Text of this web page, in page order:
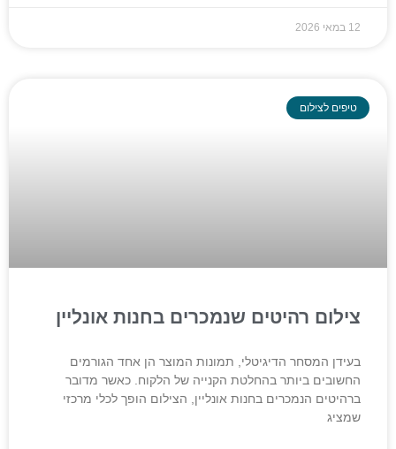
12 במאי 2026
טיפים לצילום
צילום רהיטים שנמכרים בחנות אונליין
בעידן המסחר הדיגיטלי, תמונות המוצר הן אחד הגורמים
החשובים ביותר בהחלטת הקנייה של הלקוח. כאשר מדובר
ברהיטים הנמכרים בחנות אונליין, הצילום הופך לכלי מרכזי
שמציג